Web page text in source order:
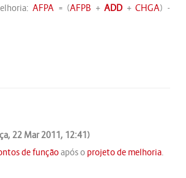
AFPA = (AFPB + ADD + CHGA) -
22 Mar 2011, 12:41)
de funçãoapós o projeto de melhoria.